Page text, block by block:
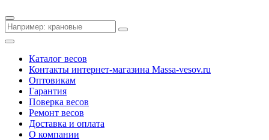
Каталог весов
Контакты интернет-магазина Мassa-vesov.ru
Оптовикам
Гарантия
Поверка весов
Ремонт весов
Доставка и оплата
О компании